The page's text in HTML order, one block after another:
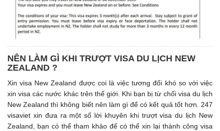
NÊN LÀM GÌ KHI TRƯỢT VISA DU LỊCH NEW
ZEALAND ?
Xin visa New Zealand được coi là việc tương đối khó so với việc
xin visa các nước khác trên thế giới. Khi bạn bị từ chối visa du lịch
New Zealand thì không biết nên làm gì để có kết quả tốt hơn. 247
visaviet xin đưa ra một số lời khuyên khi trượt visa du lịch New
Zealand, bạn có thể tham khảo để có thể xin lại thành công visa